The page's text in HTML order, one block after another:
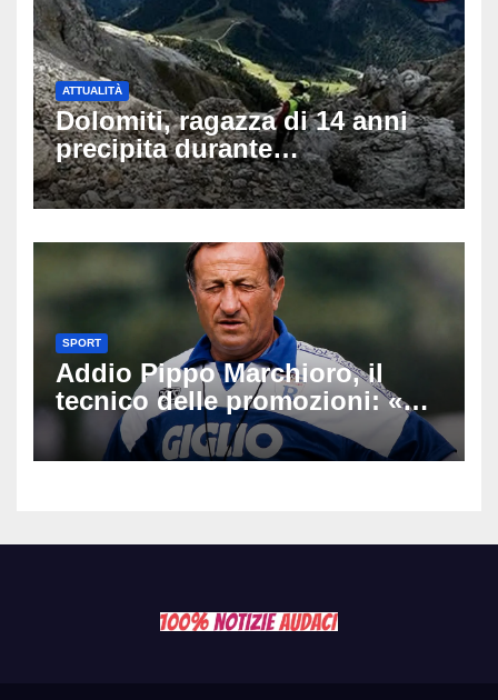
ATTUALITÀ
Dolomiti, ragazza di 14 anni
precipita durante
un’escursione: tragedia sul
Latemar davanti alla famiglia
SPORT
Addio Pippo Marchioro, il
tecnico delle promozioni: «Ha
scritto pagine indimenticabili
del nostro calcio»